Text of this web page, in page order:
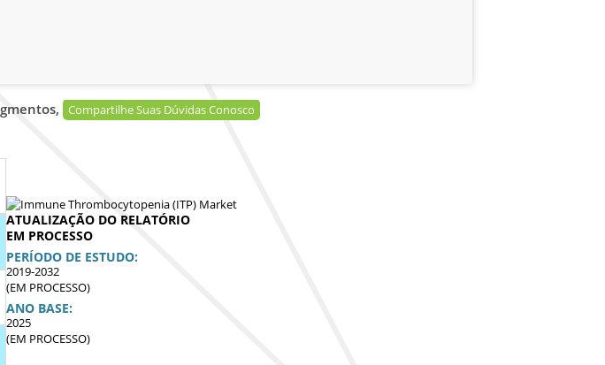
Compartilhe Suas Dúvidas Conosco
ATUALIZAÇÃO DO RELATÓRIO
EM PROCESSO
PERÍODO DE ESTUDO:
2019-2032
(EM PROCESSO)
ANO BASE:
2025
(EM PROCESSO)